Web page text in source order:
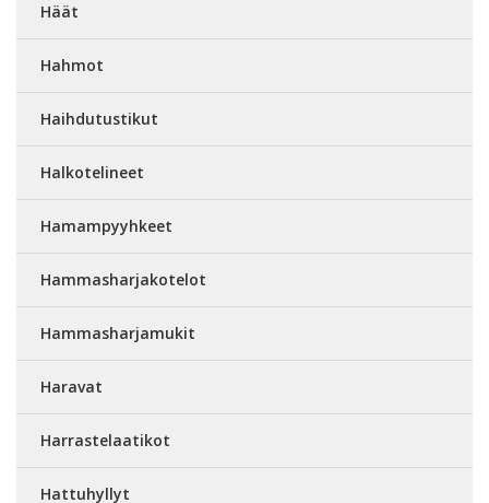
Häät
Hahmot
Haihdutustikut
Halkotelineet
Hamampyyhkeet
Hammasharjakotelot
Hammasharjamukit
Haravat
Harrastelaatikot
Hattuhyllyt